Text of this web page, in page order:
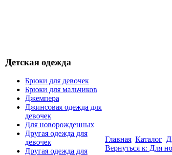
Детская одежда
Брюки для девочек
Брюки для мальчиков
Джемпера
Джинсовая одежда для
девочек
Для новорожденных
Другая одежда для
девочек
Другая одежда для
Главная Каталог
Вернуться к: Для